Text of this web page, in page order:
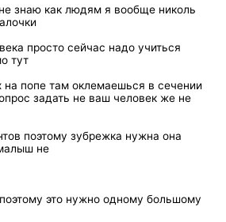
знаю как людям я вообще николь
просто сейчас надо учиться
тут
на попе там оклемаешься в сечении
задать не ваш человек же не
поэтому зубрежка нужна она
не
это нужно одному большому